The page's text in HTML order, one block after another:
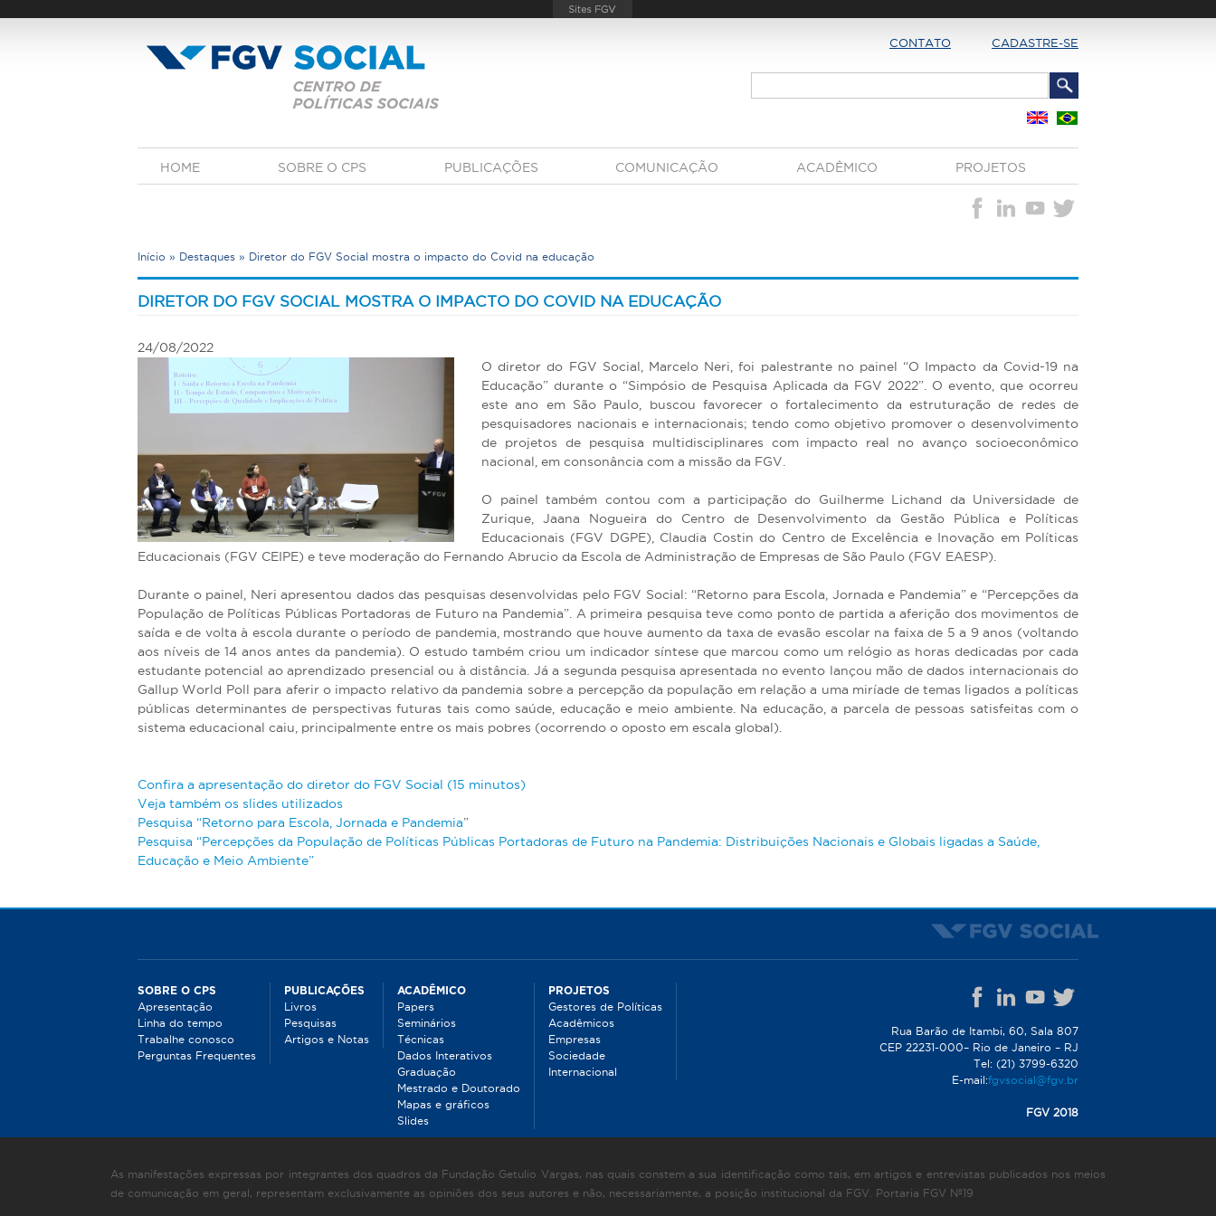
CONTATO CADASTRE-SE
e
i
n
i
l
HOME SOBRE O CPS PUBLICAÇÕES COMUNICAÇÃO ACADÊMICO PROJETOS
V
o
ê
e
u
i
Início » Destaques » Diretor do FGV Social mostra o impacto do Covid na educação
DIRETOR DO FGV SOCIAL MOSTRA O IMPACTO DO COVID NA EDUCAÇÃO
24/08/2022
O diretor do FGV Social, Marcelo Neri, foi palestrante no painel “O Impacto da Covid-19 na
Educação” durante o “Simpósio de Pesquisa Aplicada da FGV 2022”. O evento, que ocorreu
este ano em São Paulo, buscou favorecer o fortalecimento da estruturação de redes de
pesquisadores nacionais e internacionais; tendo como objetivo promover o desenvolvimento
de projetos de pesquisa multidisciplinares com impacto real no avanço socioeconômico
nacional, em consonância com a missão da FGV.
O painel também contou com a participação do Guilherme Lichand da Universidade de
Zurique, Jaana Nogueira do Centro de Desenvolvimento da Gestão Pública e Políticas
Educacionais (FGV DGPE), Claudia Costin do Centro de Excelência e Inovação em Políticas
Educacionais (FGV CEIPE) e teve moderação do Fernando Abrucio da Escola de Administração de Empresas de São Paulo (FGV EAESP).
Durante o painel, Neri apresentou dados das pesquisas desenvolvidas pelo FGV Social: “Retorno para Escola, Jornada e Pandemia” e “Percepções da
População de Políticas Públicas Portadoras de Futuro na Pandemia”. A primeira pesquisa teve como ponto de partida a aferição dos movimentos de
saída e de volta à escola durante o período de pandemia, mostrando que houve aumento da taxa de evasão escolar na faixa de 5 a 9 anos (voltando
aos níveis de 14 anos antes da pandemia). O estudo também criou um indicador síntese que marcou como um relógio as horas dedicadas por cada
estudante potencial ao aprendizado presencial ou à distância. Já a segunda pesquisa apresentada no evento lançou mão de dados internacionais do
Gallup World Poll para aferir o impacto relativo da pandemia sobre a percepção da população em relação a uma miríade de temas ligados a políticas
públicas determinantes de perspectivas futuras tais como saúde, educação e meio ambiente. Na educação, a parcela de pessoas satisfeitas com o
sistema educacional caiu, principalmente entre os mais pobres (ocorrendo o oposto em escala global).
Confira a apresentação do diretor do FGV Social (15 minutos)
Veja também os slides utilizados
Pesquisa “Retorno para Escola, Jornada e Pandemia”
Pesquisa “Percepções da População de Políticas Públicas Portadoras de Futuro na Pandemia: Distribuições Nacionais e Globais ligadas a Saúde,
Educação e Meio Ambiente”
SOBRE O CPS
Apresentação
Linha do tempo
Trabalhe conosco
Perguntas Frequentes
PUBLICAÇÕES
Livros
Pesquisas
Artigos e Notas
ACADÊMICO
Papers
Seminários
Técnicas
Dados Interativos
Graduação
Mestrado e Doutorado
Mapas e gráficos
Slides
PROJETOS
Gestores de Políticas
Acadêmicos
Empresas
Sociedade
Internacional
Rua Barão de Itambi, 60, Sala 807
CEP 22231-000– Rio de Janeiro – RJ
Tel: (21) 3799-6320
E-mail:fgvsocial@fgv.br
FGV 2018
As manifestações expressas por integrantes dos quadros da Fundação Getulio Vargas, nas quais constem a sua identificação como tais, em artigos e entrevistas publicados nos meios
de comunicação em geral, representam exclusivamente as opiniões dos seus autores e não, necessariamente, a posição institucional da FGV. Portaria FGV Nº19